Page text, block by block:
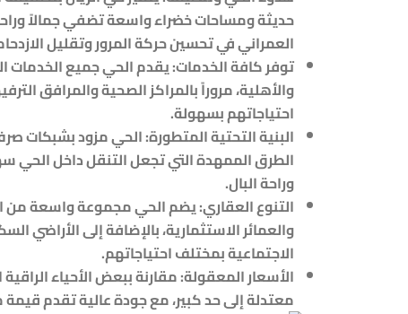
حديثة ومساحات خضراء واسعة تضفي جمالاً
العمراني في تحسين حركة المرور وتقليل
توفر كافة الخدمات:يقدم الحي جميع الخدمات
والأهلية، مروراً بالمراكز الصحية والمرافق
احتياجاتهم بسهولة.
البنية التحتية المتطورة:الحي مزود بشبكات
الطرق الممهدة التي تجعل التنقل داخل الحي
وراحة البال.
التنوع العقاري:يضم الحي مجموعة واسعة من
والعمائر الاستثمارية، بالإضافة إلى الأراضي
الاجتماعية بمختلف احتياجاتهم.
الأسعار المعقولة:مقارنة ببعض الأحياء
معتدلة إلى حد كبير، مع جودة عالية تقدم